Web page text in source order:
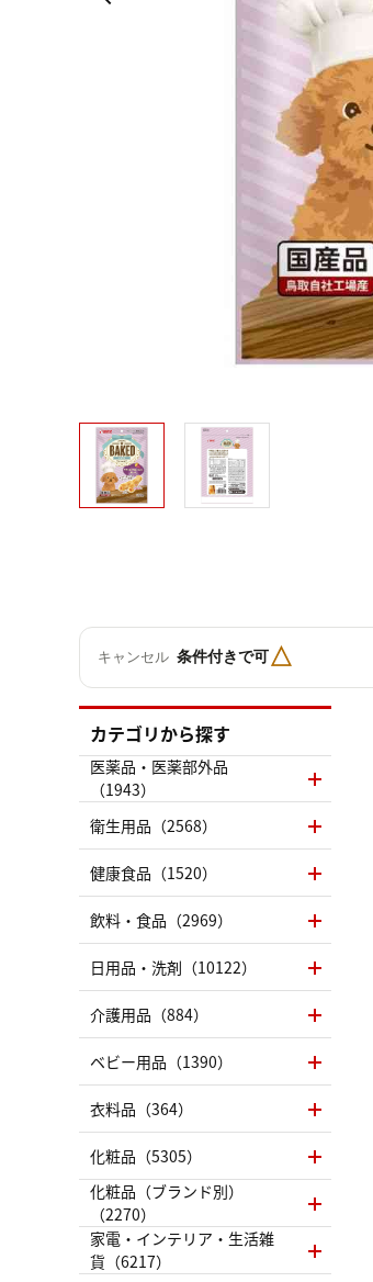
キャンセル 条件付きで可△
カテゴリから探す
医薬品・医薬部外品
（1943）
衛生用品（2568）
健康食品（1520）
飲料・食品（2969）
日用品・洗剤（10122）
介護用品（884）
ベビー用品（1390）
衣料品（364）
化粧品（5305）
化粧品（ブランド別）
（2270）
家電・インテリア・生活雑
貨（6217）